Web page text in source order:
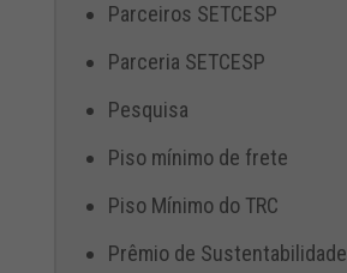
Parceiros SETCESP
Parceria SETCESP
Pesquisa
Piso mínimo de frete
Piso Mínimo do TRC
Prêmio de Sustentabilidade